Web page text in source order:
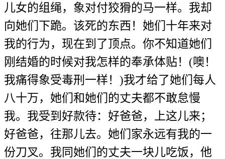
儿女的组绳，象对付狡猾的马一样。我却
向她们下跪。该死的东西！她们十年来对
我的行为，现在到了顶点。你不知道她们
刚结婚的时候对我怎样的奉承体贴！(噢！
我痛得象受毒刑一样！)我才给了她们每人
八十万，她们和她们的丈夫都不敢怠慢
我。我受到好款待：好爸爸，上这儿来；
好爸爸，往那儿去。她们家永远有我的一
份刀叉。我同她们的丈夫一块儿吃饭，他